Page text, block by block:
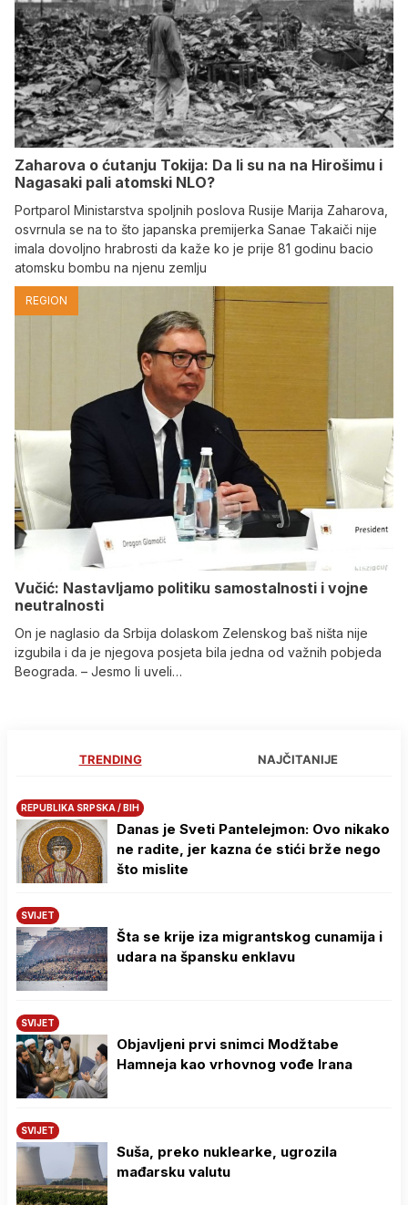
Zaharova o ćutanju Tokija: Da li su na na Hirošimu i
Nagasaki pali atomski NLO?
Portparol Ministarstva spoljnih poslova Rusije Marija Zaharova,
osvrnula se na to što japanska premijerka Sanae Takaiči nije
imala dovoljno hrabrosti da kaže ko je prije 81 godinu bacio
atomsku bombu na njenu zemlju
REGION
Vučić: Nastavljamo politiku samostalnosti i vojne
neutralnosti
On je naglasio da Srbija dolaskom Zelenskog baš ništa nije
izgubila i da je njegova posjeta bila jedna od važnih pobjeda
Beograda. – Jesmo li uveli…
TRENDING NAJČITANIJE
REPUBLIKA SRPSKA / BIH
Danas je Sveti Pantelejmon: Ovo nikako
ne radite, jer kazna će stići brže nego
što mislite
SVIJET
Šta se krije iza migrantskog cunamija i
udara na špansku enklavu
SVIJET
Objavljeni prvi snimci Modžtabe
Hamneja kao vrhovnog vođe Irana
SVIJET
Suša, preko nuklearke, ugrozila
mađarsku valutu